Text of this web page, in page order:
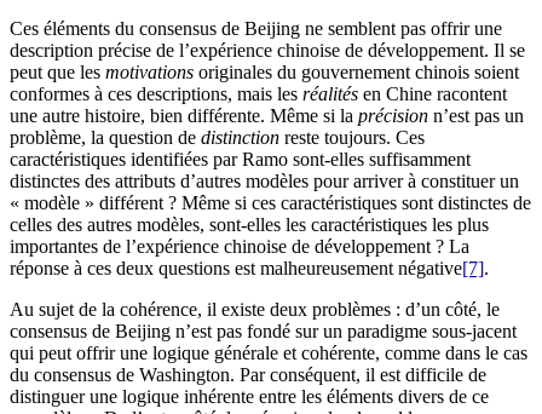
Ces éléments du consensus de Beijing ne semblent pas offrir une
description précise de l’expérience chinoise de développement. Il se
peut que les motivations originales du gouvernement chinois soient
conformes à ces descriptions, mais les réalités en Chine racontent
une autre histoire, bien différente. Même si la précision n’est pas un
problème, la question de distinction reste toujours. Ces
caractéristiques identifiées par Ramo sont-elles suffisamment
distinctes des attributs d’autres modèles pour arriver à constituer un
« modèle » différent ? Même si ces caractéristiques sont distinctes de
celles des autres modèles, sont-elles les caractéristiques les plus
importantes de l’expérience chinoise de développement ? La
réponse à ces deux questions est malheureusement négative[7].
Au sujet de la cohérence, il existe deux problèmes : d’un côté, le
consensus de Beijing n’est pas fondé sur un paradigme sous-jacent
qui peut offrir une logique générale et cohérente, comme dans le cas
du consensus de Washington. Par conséquent, il est difficile de
distinguer une logique inhérente entre les éléments divers de ce